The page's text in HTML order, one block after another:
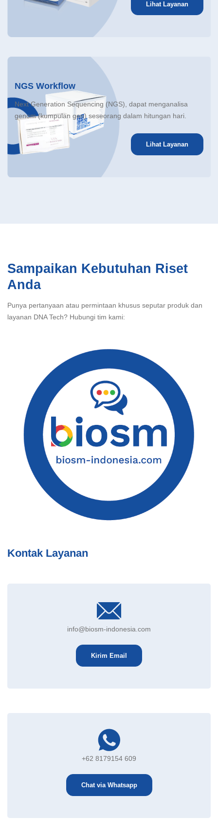
Lihat Layanan
NGS Workflow
Next Generation Sequencing (NGS), dapat menganalisa
genom (kumpulan gen) seseorang dalam hitungan hari.
Lihat Layanan
Sampaikan Kebutuhan Riset
Anda
Punya pertanyaan atau permintaan khusus seputar produk dan
layanan DNA Tech? Hubungi tim kami:
Kontak Layanan
info@biosm-indonesia.com
Kirim Email
+62 8179154 609
Chat via Whatsapp